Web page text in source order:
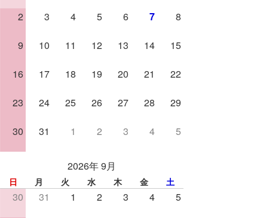
2 3 4 5 6 7 8
9 10 11 12 13 14 15
16 17 18 19 20 21 22
23 24 25 26 27 28 29
30 31 1 2 3 4 5
2026年 9月
日 月 火 水 木 金 土
30 31 1 2 3 4 5